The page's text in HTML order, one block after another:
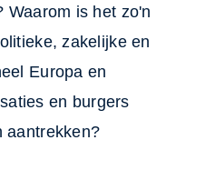
Waarom is het zo'n
zakelijke en
Europa en
en burgers
aantrekken?